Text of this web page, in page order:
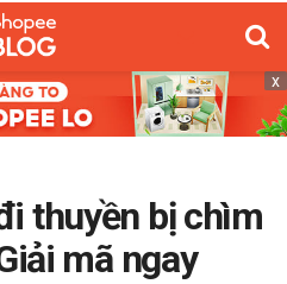
x
thuyền bị chìm
mã ngay